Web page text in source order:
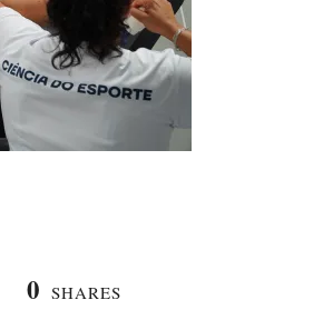
0 SHARES